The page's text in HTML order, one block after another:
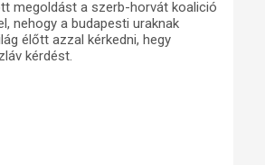
megoldást a szerb-horvát koalició
nehogy a budapesti uraknak
élőtt azzal kérkedni, hegy
kérdést.